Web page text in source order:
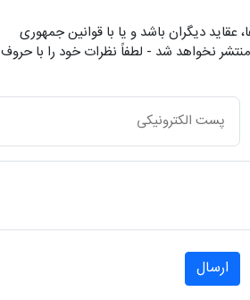
دیگران باشد و یا با قوانین جمهوری
نخواهد شد - لطفاً نظرات خود را با حروف
ارسال